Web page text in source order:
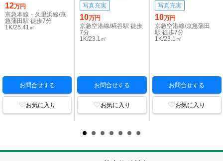
12万円
京急本線・久里浜線/京
急蒲田駅 徒歩7分
1K/25.41㎡
お問合せする
お気に入り
写真充実
10万円
京急空港線/糀谷駅 徒歩
7分
1K/23.1㎡
お問合せする
お気に入り
写真充実
10万円
京急空港線/京急蒲田
駅 徒歩7分
1K/23.1㎡
お問合せする
お気に入り